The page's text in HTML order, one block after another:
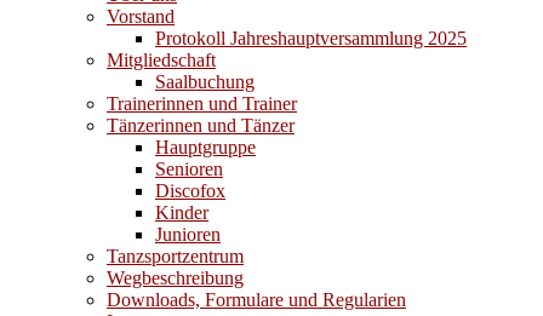
Vorstand
Protokoll Jahreshauptversammlung 2025
Mitgliedschaft
Saalbuchung
Trainerinnen und Trainer
Tänzerinnen und Tänzer
Hauptgruppe
Senioren
Discofox
Kinder
Junioren
Tanzsportzentrum
Wegbeschreibung
Downloads, Formulare und Regularien